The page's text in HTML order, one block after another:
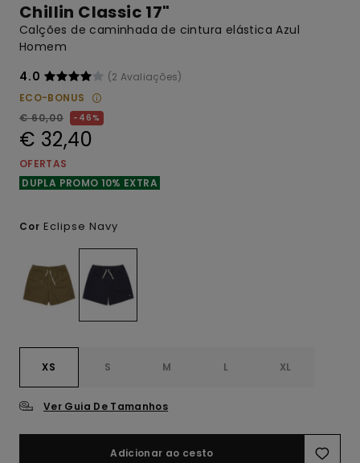
Chillin Classic 17"
Calções de caminhada de cintura elástica Azul
Homem
4.0
(2 Avaliações)
ECO-BONUS
€ 60,00
46%
€ 32,40
OFERTAS
DUPLA PROMO 10% EXTRA
Cor Eclipse Navy
XS S M L XL
Ver Guia De Tamanhos
Adicionar ao cesto